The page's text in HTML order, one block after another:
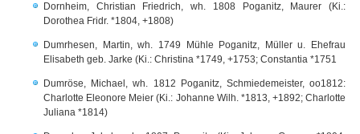
Dornheim, Christian Friedrich, wh. 1808 Poganitz, Maurer (Ki.:
Dorothea Fridr. *1804, +1808)
Dumrhesen, Martin, wh. 1749 Mühle Poganitz, Müller u. Ehefrau
Elisabeth geb. Jarke (Ki.: Christina *1749, +1753; Constantia *1751
Dumröse, Michael, wh. 1812 Poganitz, Schmiedemeister, oo1812:
Charlotte Eleonore Meier (Ki.: Johanne Wilh. *1813, +1892; Charlotte
Juliana *1814)